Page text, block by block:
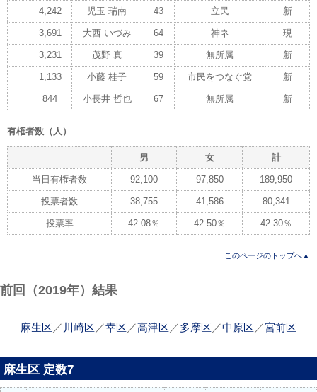
4,242 児玉 瑞南 43 立民 新
3,691 大西 いづみ 64 神ネ 現
3,231 茂野 真 39 無所属 新
1,133 小藤 桂子 59 市民をつなぐ党 新
844 小長井 哲也 67 無所属 新
有権者数（人）
男 女 計
当日有権者数 92,100 97,850 189,950
投票者数 38,755 41,586 80,341
投票率 42.08％ 42.50％ 42.30％
このページのトップへ▲
前回（2019年）結果
麻生区 ／ 川崎区 ／幸区 ／高津区 ／多摩区 ／中原区 ／宮前区
麻生区 定数7